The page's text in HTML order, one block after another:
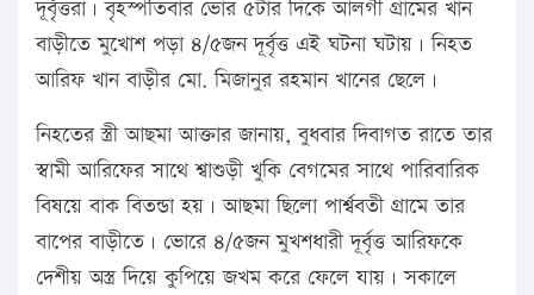
দূর্বৃত্তরা। বৃহস্পতিবার ভোর ৫টার দিকে আলগী গ্রামের খান
বাড়ীতে মুখোশ পড়া ৪/৫জন দূর্বৃত্ত এই ঘটনা ঘটায়। নিহত
আরিফ খান বাড়ীর মো. মিজানুর রহমান খানের ছেলে।
নিহতের স্ত্রী আছমা আক্তার জানায়, বুধবার দিবাগত রাতে তার
স্বামী আরিফের সাথে শ্বাশুড়ী খুকি বেগমের সাথে পারিবারিক
বিষয়ে বাক বিতন্ডা হয়। আছমা ছিলো পার্শ্ববতী গ্রামে তার
বাপের বাড়ীতে। ভোরে ৪/৫জন মুখশধারী দূর্বৃত্ত আরিফকে
দেশীয় অস্ত্র দিয়ে কুপিয়ে জখম করে ফেলে যায়। সকালে